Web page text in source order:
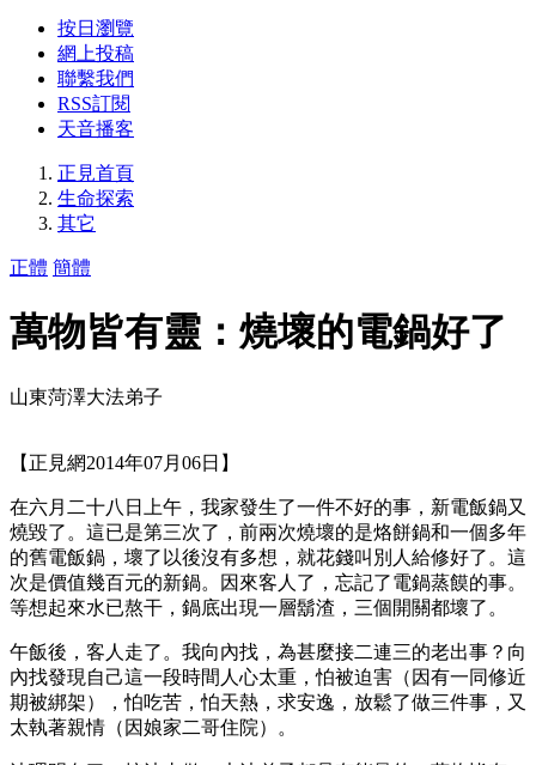
按日瀏覽
網上投稿
聯繫我們
RSS訂閱
天音播客
正見首頁
生命探索
其它
正體 簡體
萬物皆有靈：燒壞的電鍋好了
山東菏澤大法弟子
【正見網2014年07月06日】
在六月二十八日上午，我家發生了一件不好的事，新電飯鍋又
燒毀了。這已是第三次了，前兩次燒壞的是烙餅鍋和一個多年
的舊電飯鍋，壞了以後沒有多想，就花錢叫別人給修好了。這
次是價值幾百元的新鍋。因來客人了，忘記了電鍋蒸饃的事。
等想起來水已熬干，鍋底出現一層鬍渣，三個開關都壞了。
午飯後，客人走了。我向內找，為甚麼接二連三的老出事？向
內找發現自己這一段時間人心太重，怕被迫害（因有一同修近
期被綁架），怕吃苦，怕天熱，求安逸，放鬆了做三件事，又
太執著親情（因娘家二哥住院）。